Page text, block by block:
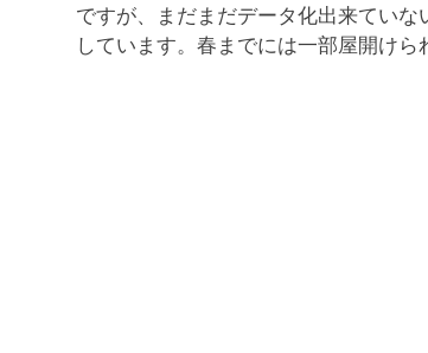
ですが、まだまだデータ化出来てい
しています。春までには一部屋開けら